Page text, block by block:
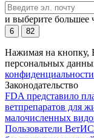
и выберите большее
6 82
Нажимая на кнопку,
персональных
Законодательство
FDA представило
ветпрепаратов для
малочисленных
Пользователи